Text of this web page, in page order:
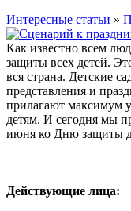
Интересные статьи »
Как известно всем
защиты всех детей.
вся страна. Детские
представления и
прилагают максимум
детям. И сегодня мы
июня ко Дню защиты
Действующие лица: